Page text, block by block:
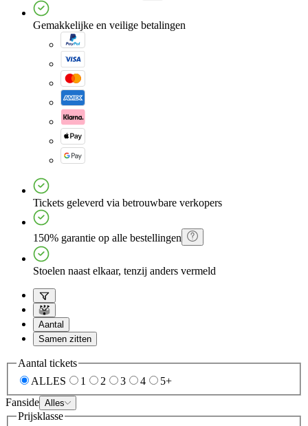
Gemakkelijke en veilige betalingen
Tickets geleverd via betrouwbare verkopers
150% garantie op alle bestellingen
Stoelen naast elkaar, tenzij anders vermeld
Aantal
Samen zitten
Aantal tickets
ALLES
1 2 3 4
5+
Fanside Alles
Prijsklasse